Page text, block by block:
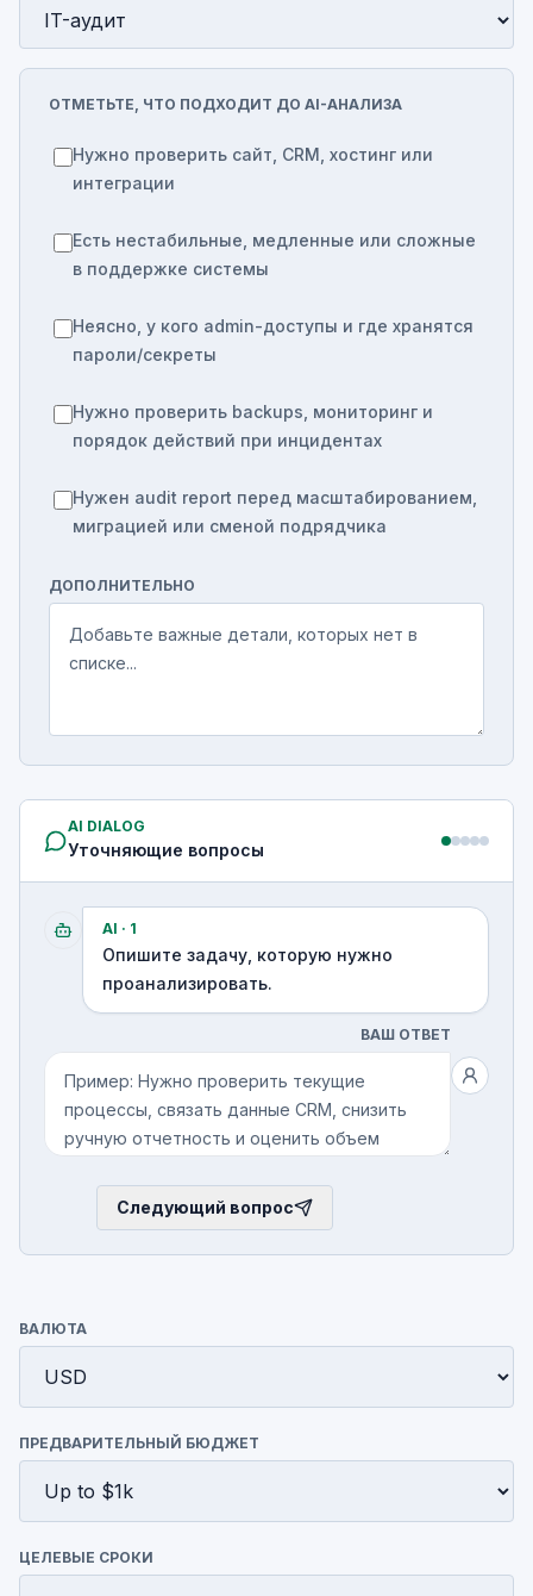
ОТМЕТЬТЕ, ЧТО ПОДХОДИТ ДО AI-АНАЛИЗА
Нужно проверить сайт, CRM, хостинг или
интеграции
Есть нестабильные, медленные или сложные
в поддержке системы
Неясно, у кого admin-доступы и где хранятся
пароли/секреты
Нужно проверить backups, мониторинг и
порядок действий при инцидентах
Нужен audit report перед масштабированием,
миграцией или сменой подрядчика
ДОПОЛНИТЕЛЬНО
AI DIALOG
Уточняющие вопросы
AI · 1
Опишите задачу, которую нужно
проанализировать.
ВАШ ОТВЕТ
Следующий вопрос
ВАЛЮТА
ПРЕДВАРИТЕЛЬНЫЙ БЮДЖЕТ
ЦЕЛЕВЫЕ СРОКИ